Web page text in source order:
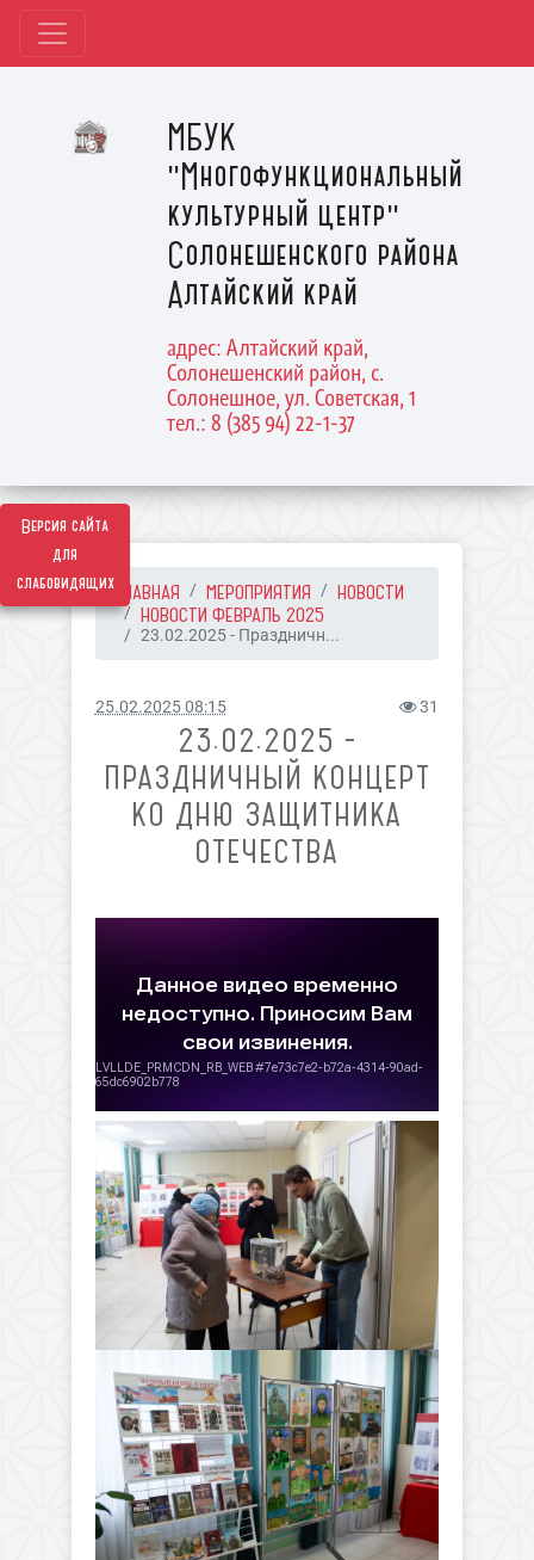
Версия сайта
для
слабовидящих
МБУК
"Многофункциональный
культурный центр"
Солонешенского района
Алтайский край
адрес: Алтайский край,
Солонешенский район, с.
Солонешное, ул. Советская, 1
тел.: 8 (385 94) 22-1-37
ГЛАВНАЯ МЕРОПРИЯТИЯ
НОВОСТИ
НОВОСТИ ФЕВРАЛЬ 2025
23.02.2025 - Праздничн...
25.02.2025 08:15 31
23.02.2025 -
ПРАЗДНИЧНЫЙ КОНЦЕРТ
КО ДНЮ ЗАЩИТНИКА
ОТЕЧЕСТВА